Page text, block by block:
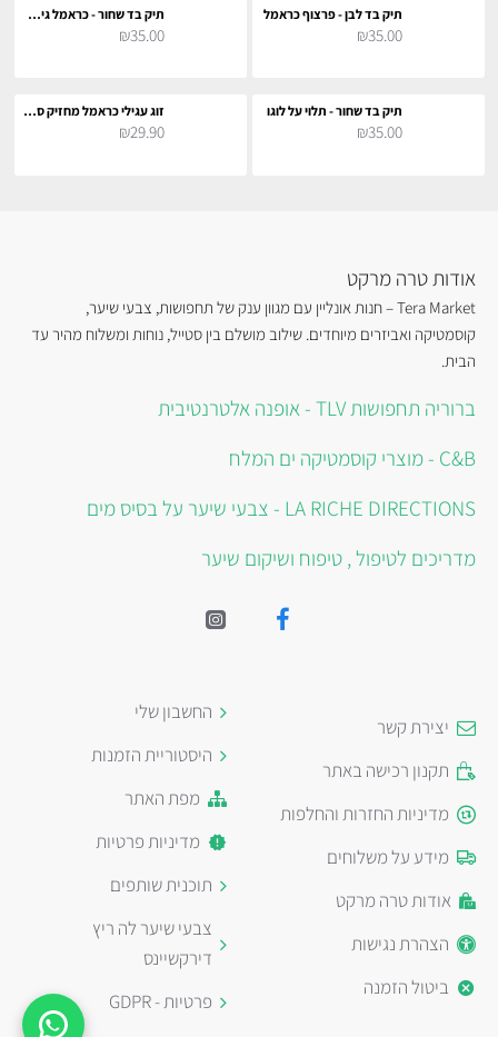
תיק בד לבן - פרצוף כראמל
₪35.00
תיק בד שחור - כראמל גיטריסט
₪35.00
תיק בד שחור - תלוי על לוגו
₪35.00
זוג עגילי כראמל מחזיק ספרים
₪29.90
אודות טרה מרקט
Tera Market – חנות אונליין עם מגוון ענק של תחפושות, צבעי שיער,
קוסמטיקה ואביזרים מיוחדים. שילוב מושלם בין סטייל, נוחות ומשלוח מהיר עד
הבית.
ברוריה תחפושות TLV - אופנה אלטרנטיבית
C&B - מוצרי קוסמטיקה ים המלח
LA RICHE DIRECTIONS - צבעי שיער על בסיס מים
מדריכים לטיפול , טיפוח ושיקום שיער
יצירת קשר
תקנון רכישה באתר
מדיניות החזרות והחלפות
מידע על משלוחים
אודות טרה מרקט
הצהרת נגישות
ביטול הזמנה
החשבון שלי
היסטוריית הזמנות
מפת האתר
מדיניות פרטיות
תוכנית שותפים
צבעי שיער לה ריץ
דירקשיינס
פרטיות - GDPR